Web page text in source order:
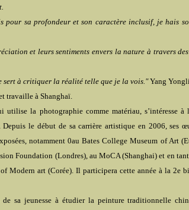
pour sa profondeur et son caractère inclusif, je hais
et leurs sentiments envers la nature à travers
sert à critiquer la réalité telle que je la vois."Yang
travaille à Shanghaï.
la photographie comme matériau, s’intéresse à
le début de sa carrière artistique en 2006, ses
notamment 0au Bates College Museum of Art
Foundation (Londres), au MoCA (Shanghai) et en
Modern art (Corée). Il participera cette année à la 2e
sa jeunesse à étudier la peinture traditionnelle